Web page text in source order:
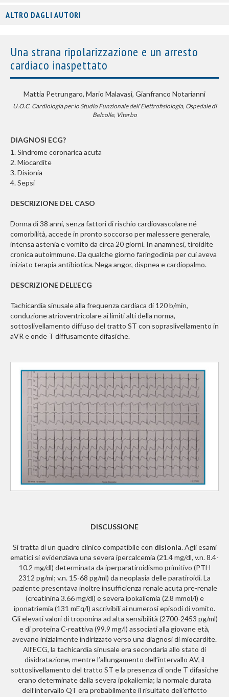
ALTRO DAGLI AUTORI
Una strana ripolarizzazione e un arresto
cardiaco inaspettato
Mattia Petrungaro, Mario Malavasi, Gianfranco Notarianni
U.O.C. Cardiologia per lo Studio Funzionale dell’Elettrofisiologia, Ospedale di
Belcolle, Viterbo
DIAGNOSI ECG?
1. Sindrome coronarica acuta
2. Miocardite
3. Disionia
4. Sepsi
DESCRIZIONE DEL CASO
Donna di 38 anni, senza fattori di rischio cardiovascolare né
comorbilità, accede in pronto soccorso per malessere generale,
intensa astenia e vomito da circa 20 giorni. In anamnesi, tiroidite
cronica autoimmune. Da qualche giorno faringodinia per cui aveva
iniziato terapia antibiotica. Nega angor, dispnea e cardiopalmo.
DESCRIZIONE DELL’ECG
Tachicardia sinusale alla frequenza cardiaca di 120 b/min,
conduzione atrioventricolare ai limiti alti della norma,
sottoslivellamento diffuso del tratto ST con sopraslivellamento in
aVR e onde T diffusamente difasiche.
DISCUSSIONE
Si tratta di un quadro clinico compatibile con disionia. Agli esami
ematici si evidenziava una severa ipercalcemia (21.4 mg/dl, v.n. 8.4-
10.2 mg/dl) determinata da iperparatiroidismo primitivo (PTH
2312 pg/ml; v.n. 15-68 pg/ml) da neoplasia delle paratiroidi. La
paziente presentava inoltre insufficienza renale acuta pre-renale
(creatinina 3.66 mg/dl) e severa ipokaliemia (2.8 mmol/l) e
iponatriemia (131 mEq/l) ascrivibili ai numerosi episodi di vomito.
Gli elevati valori di troponina ad alta sensibilità (2700-2453 pg/ml)
e di proteina C-reattiva (99.9 mg/l) associati alla giovane età,
avevano inizialmente indirizzato verso una diagnosi di miocardite.
All’ECG, la tachicardia sinusale era secondaria allo stato di
disidratazione, mentre l’allungamento dell’intervallo AV, il
sottoslivellamento del tratto ST e la presenza di onde T difasiche
erano determinate dalla severa ipokaliemia; la normale durata
dell’intervallo QT era probabilmente il risultato dell’effetto